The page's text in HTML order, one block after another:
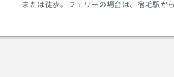
または徒歩。フェリーの場合は、宿毛駅か